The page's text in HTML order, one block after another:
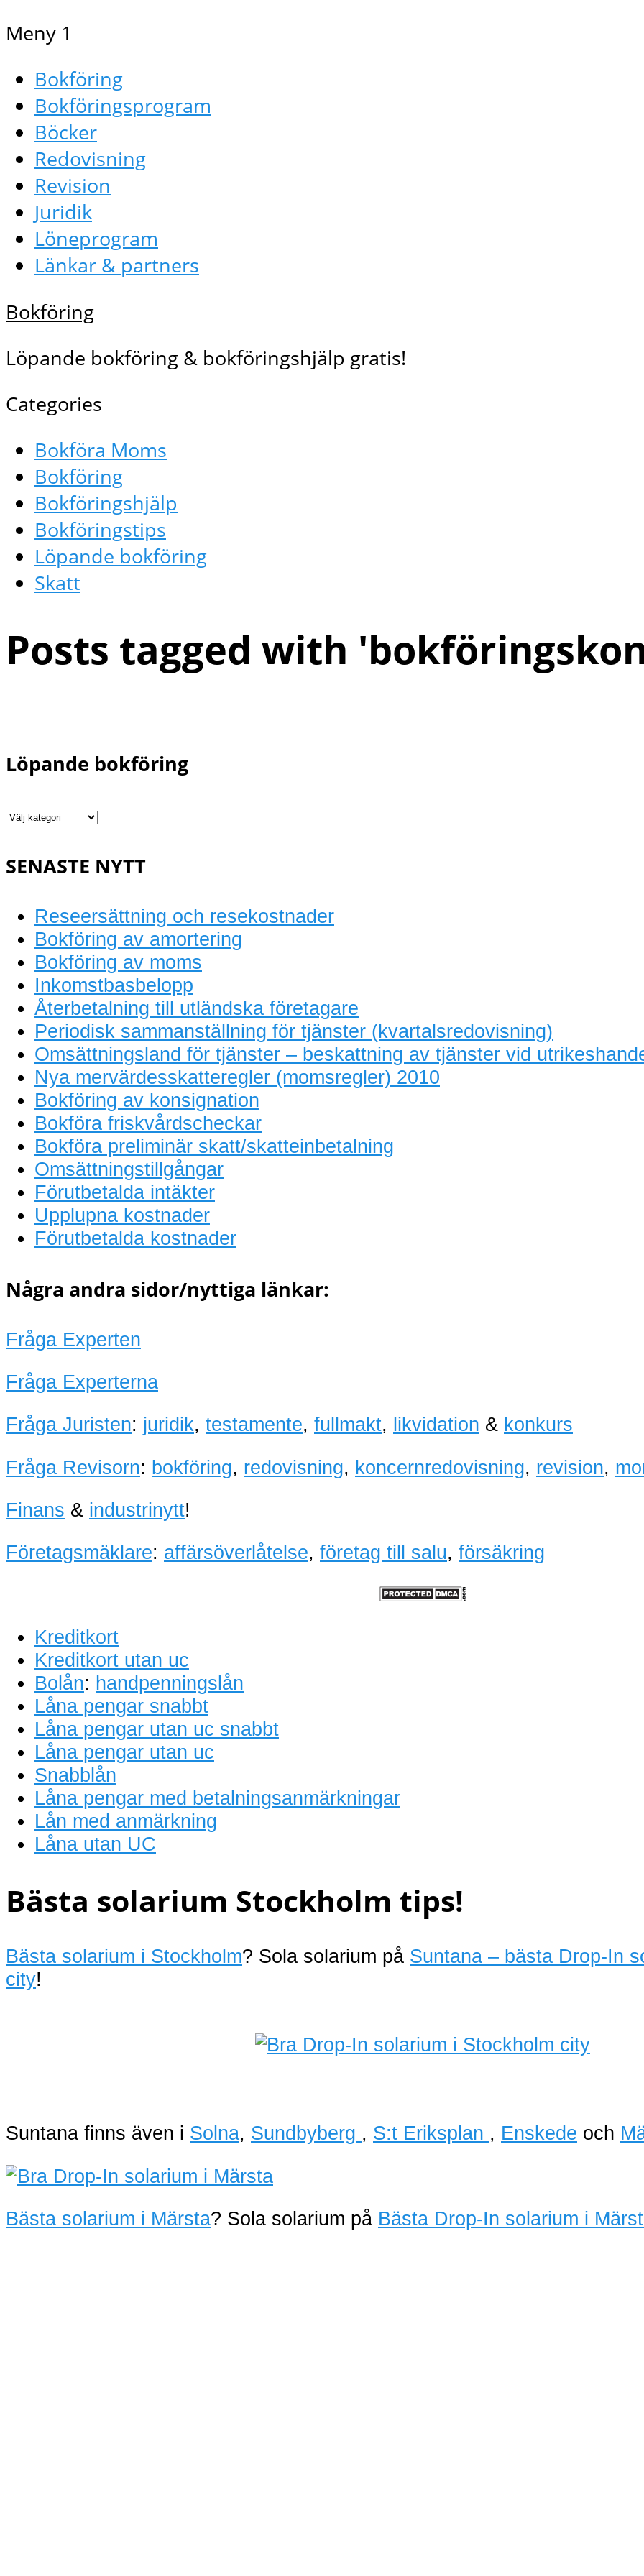
Meny 1
Bokföring
Bokföringsprogram
Böcker
Redovisning
Revision
Juridik
Löneprogram
Länkar & partners
Bokföring
Löpande bokföring & bokföringshjälp gratis!
Categories
Bokföra Moms
Bokföring
Bokföringshjälp
Bokföringstips
Löpande bokföring
Skatt
Posts tagged with '
Löpande bokföring
Löpande
SENASTE NYTT
Reseersättning och resekostnader
Bokföring av amortering
Bokföring av moms
Inkomstbasbelopp
Återbetalning till utländska företagare
Periodisk sammanställning för tjänster (kvartalsredovisning)
Omsättningsland för tjänster – beskattning av tjänster vid
Nya mervärdesskatteregler (momsregler) 2010
Bokföring av konsignation
Bokföra friskvårdscheckar
Bokföra preliminär skatt/skatteinbetalning
Omsättningstillgångar
Förutbetalda intäkter
Upplupna kostnader
Förutbetalda kostnader
Några andra sidor/nyttiga länkar:
Fråga Experten
Fråga Experterna
Fråga Juristen: juridik, testamente, fullmakt, likvidation & konkurs
Fråga Revisorn: bokföring, redovisning, koncernredovisning, revision,
Finans & industrinytt!
Företagsmäklare: affärsöverlåtelse, företag till salu, försäkring
Kreditkort
Kreditkort utan uc
Bolån: handpenningslån
Låna pengar snabbt
Låna pengar utan uc snabbt
Låna pengar utan uc
Snabblån
Låna pengar med betalningsanmärkningar
Lån med anmärkning
Låna utan UC
Bästa solarium Stockholm tips!
Bästa solarium i Stockholm? Sola solarium på Suntana – bästa Drop-In
city!
Suntana finns även i Solna, Sundbyberg , S:t Eriksplan , Enskede och
Bästa solarium i Märsta? Sola solarium på Bästa Drop-In solarium i